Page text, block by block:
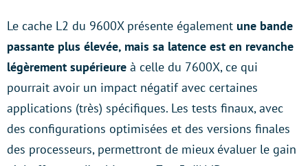
Le cache L2 du 9600X présente également une bande
passante plus élevée, mais sa latence est en revanche
légèrement supérieure à celle du 7600X, ce qui
pourrait avoir un impact négatif avec certaines
applications (très) spécifiques. Les tests finaux, avec
des configurations optimisées et des versions finales
des processeurs, permettront de mieux évaluer le gain